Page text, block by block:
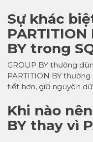
Sự khác
PARTITION
BY trong
GROUP BY thường
PARTITION BY
tiết hơn, giữ nguyên
Khi nào
BY thay vì